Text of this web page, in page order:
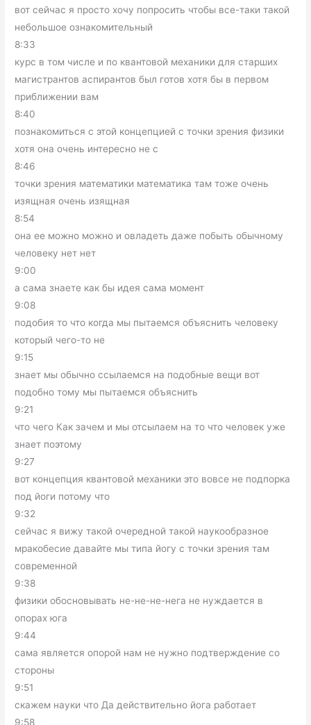
вот сейчас я просто хочу попросить чтобы все-таки такой
небольшое ознакомительный
8:33
курс в том числе и по квантовой механики для старших
магистрантов аспирантов был готов хотя бы в первом
приближении вам
8:40
познакомиться с этой концепцией с точки зрения физики
хотя она очень интересно не с
8:46
точки зрения математики математика там тоже очень
изящная очень изящная
8:54
она ее можно можно и овладеть даже побыть обычному
человеку нет нет
9:00
а сама знаете как бы идея сама момент
9:08
подобия то что когда мы пытаемся объяснить человеку
который чего-то не
9:15
знает мы обычно ссылаемся на подобные вещи вот
подобно тому мы пытаемся объяснить
9:21
что чего Как зачем и мы отсылаем на то что человек уже
знает поэтому
9:27
вот концепция квантовой механики это вовсе не подпорка
под йоги потому что
9:32
сейчас я вижу такой очередной такой наукообразное
мракобесие давайте мы типа йогу с точки зрения там
современной
9:38
физики обосновывать не-не-не-нега не нуждается в
опорах юга
9:44
сама является опорой нам не нужно подтверждение со
стороны
9:51
скажем науки что Да действительно йога работает
9:58